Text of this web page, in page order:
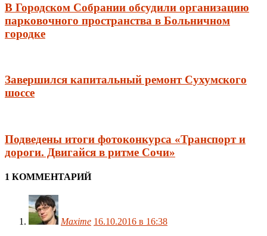
В Городском Собрании обсудили организацию
парковочного пространства в Больничном
городке
Завершился капитальный ремонт Сухумского
шоссе
Подведены итоги фотоконкурса «Транспорт и
дороги. Двигайся в ритме Сочи»
1 КОММЕНТАРИЙ
Maxime 16.10.2016 в 16:38